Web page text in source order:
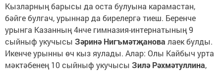
Кызларның барысы да оста булуына карамастан,
бәйге булгач, урыннар да бирелергә тиеш. Беренче
урынга Казанның 4нче гимназия-интернатының 9
сыйныф укучысы Зәринә Нигъмәтҗанова лаек булды.
Икенче урынны өч кыз яулады. Алар: Олы Кайбыч урта
мәктәбенең 10 сыйныф укучысы Зилә Рәхмәтуллина,